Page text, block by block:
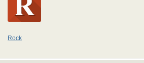
Rock